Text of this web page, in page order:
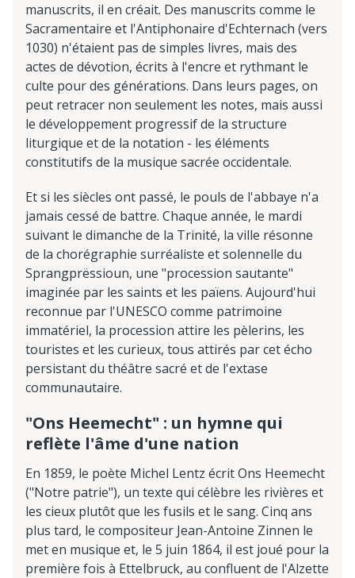
manuscrits, il en créait. Des manuscrits comme le
Sacramentaire et l'Antiphonaire d'Echternach (vers
1030) n'étaient pas de simples livres, mais des
actes de dévotion, écrits à l'encre et rythmant le
culte pour des générations. Dans leurs pages, on
peut retracer non seulement les notes, mais aussi
le développement progressif de la structure
liturgique et de la notation - les éléments
constitutifs de la musique sacrée occidentale.
Et si les siècles ont passé, le pouls de l'abbaye n'a
jamais cessé de battre. Chaque année, le mardi
suivant le dimanche de la Trinité, la ville résonne
de la chorégraphie surréaliste et solennelle du
Sprangprëssioun, une "procession sautante"
imaginée par les saints et les païens. Aujourd'hui
reconnue par l'UNESCO comme patrimoine
immatériel, la procession attire les pèlerins, les
touristes et les curieux, tous attirés par cet écho
persistant du théâtre sacré et de l'extase
communautaire.
"Ons Heemecht" : un hymne qui
reflète l'âme d'une nation
En 1859, le poète Michel Lentz écrit Ons Heemecht
("Notre patrie"), un texte qui célèbre les rivières et
les cieux plutôt que les fusils et le sang. Cinq ans
plus tard, le compositeur Jean-Antoine Zinnen le
met en musique et, le 5 juin 1864, il est joué pour la
première fois à Ettelbruck, au confluent de l'Alzette